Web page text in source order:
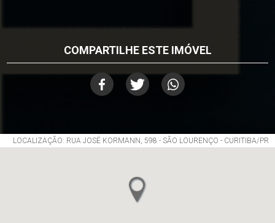
COMPARTILHE ESTE IMÓVEL
LOCALIZAÇÃO: RUA JOSÉ KORMANN, 598 - SÃO LOURENÇO - CURITIBA/PR